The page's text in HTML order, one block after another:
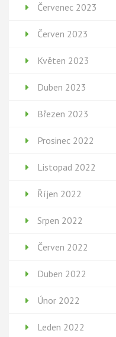
Červenec 2023
Červen 2023
Květen 2023
Duben 2023
Březen 2023
Prosinec 2022
Listopad 2022
Říjen 2022
Srpen 2022
Červen 2022
Duben 2022
Únor 2022
Leden 2022